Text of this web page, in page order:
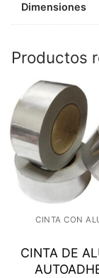
Dimensiones
Productos
CINTA CON
CINTA DE